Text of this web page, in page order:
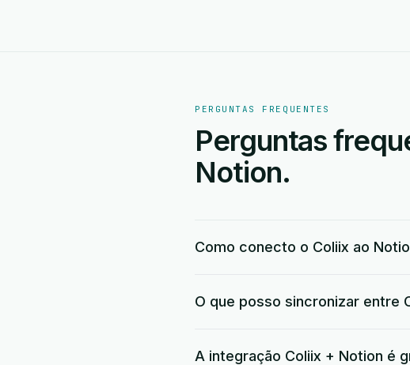
PERGUNTAS FREQUENTES
Perguntas
Notion.
Como conecto o Coliix ao
O que posso sincronizar entre
A integração Coliix + Notion é